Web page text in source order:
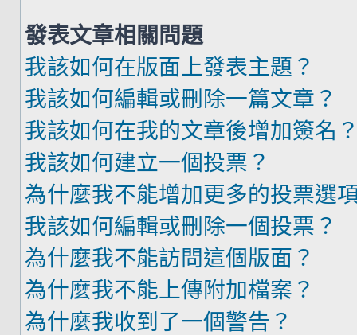
發表文章相關問題
我該如何在版面上發表主題？
我該如何編輯或刪除一篇文章？
我該如何在我的文章後增加簽名
我該如何建立一個投票？
為什麼我不能增加更多的投票選
我該如何編輯或刪除一個投票？
為什麼我不能訪問這個版面？
為什麼我不能上傳附加檔案？
為什麼我收到了一個警告？